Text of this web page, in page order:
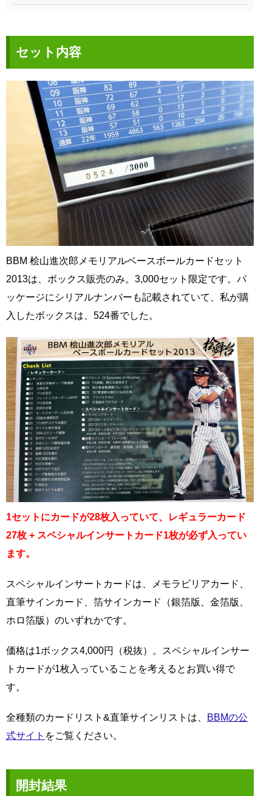
セット内容
BBM 桧山進次郎メモリアルベースボールカードセット
2013は、ボックス販売のみ。3,000セット限定です。パ
ッケージにシリアルナンバーも記載されていて、私が購
入したボックスは、524番でした。
1セットにカードが28枚入っていて、レギュラーカード
27枚 + スペシャルインサートカード1枚が必ず入ってい
ます。
スペシャルインサートカードは、メモラビリアカード、
直筆サインカード、箔サインカード（銀箔版、金箔版、
ホロ箔版）のいずれかです。
価格は1ボックス4,000円（税抜）。スペシャルインサー
トカードが1枚入っていることを考えるとお買い得で
す。
全種類のカードリスト&直筆サインリストは、
BBMの公
式サイト をご覧ください。
開封結果